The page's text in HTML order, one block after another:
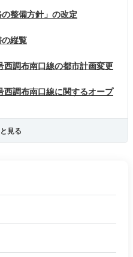
の整備方針」の改定
縦覧
調布南口線の都市計画変更
調布南口線に関するオープ
見る